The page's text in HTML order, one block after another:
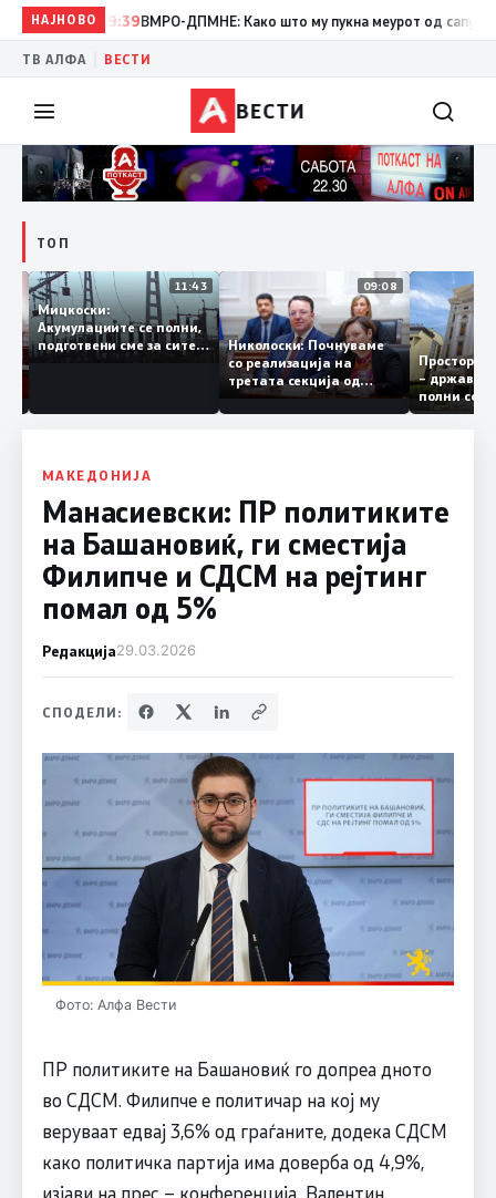
НАЈНОВО
19:39 ВМРО-ДПМНЕ: Како што му пукна меурот од сапуница
ТВ АЛФА ВЕСТИ
ВЕСТИ
ТОП
12:03
за
11:43
Мицкоски:
Акумулациите се полни,
подготвени сме за сите
ризици, не размислување
09:08
Николоски: Почнуваме
со реализација на
третата секција од
железничкиот Коридор
8, Македонија станува
–
полни
МАКЕДОНИЈА
Манасиевски: ПР политиките
на Башановиќ, ги сместија
Филипче и СДСM на рејтинг
помал од 5%
Редакција29.03.2026
СПОДЕЛИ:
Фото: Алфа Вести
ПР политиките на Башановиќ го допреа дното
во СДСM. Филипче е политичар на кој му
веруваат едвај 3,6% од граѓаните, додека СДСM
како политичка партија има доверба од 4,9%,
изјави на прес – конференција Валентин